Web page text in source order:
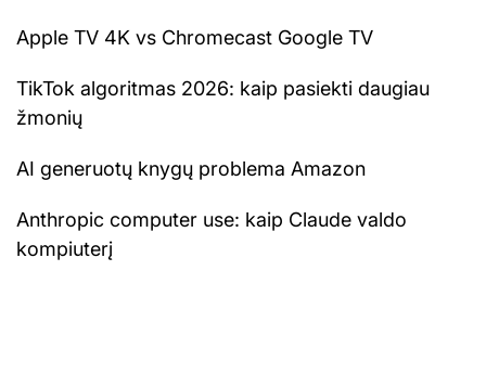
Apple TV 4K vs Chromecast Google TV
TikTok algoritmas 2026: kaip pasiekti daugiau
žmonių
AI generuotų knygų problema Amazon
Anthropic computer use: kaip Claude valdo
kompiuterį